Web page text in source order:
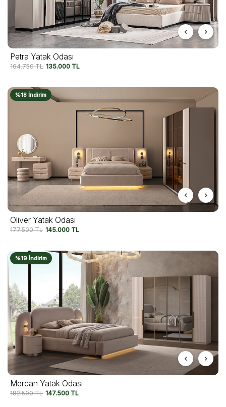
Petra Yatak Odası
164.750TL 135.000 TL
%18 İndirim
Oliver Yatak Odası
177.500TL 145.000 TL
%19 İndirim
Mercan Yatak Odası
182.500TL 147.500 TL